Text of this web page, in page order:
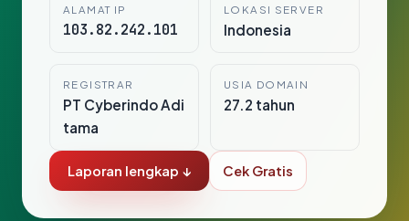
ALAMAT IP
103.82.242.101
LOKASI SERVER
Indonesia
REGISTRAR
PT Cyberindo Adi
tama
USIA DOMAIN
27.2 tahun
Laporan lengkap ↓ Cek Gratis